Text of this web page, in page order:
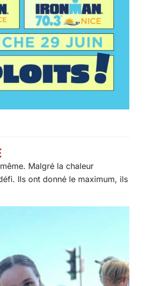
Malgré la chaleur
Ils ont donné le maximum, ils